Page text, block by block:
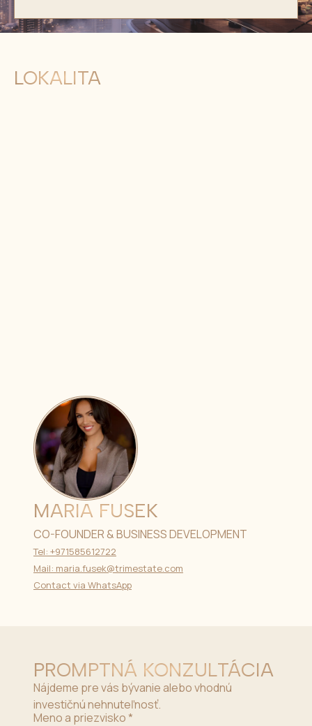
LOKALITA
MARIA FUSEK
CO-FOUNDER & BUSINESS DEVELOPMENT
Tel: +971585612722
Mail: maria.fusek@trimestate.com
Contact via WhatsApp
PROMPTNÁ KONZULTÁCIA
Nájdeme pre vás bývanie alebo vhodnú
investičnú nehnuteľnosť.
Meno a priezvisko*